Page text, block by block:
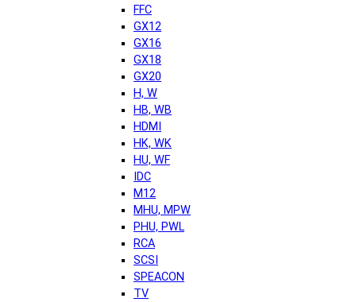
FFC
GX12
GX16
GX18
GX20
H, W
HB, WB
HDMI
HK, WK
HU, WF
IDC
M12
MHU, MPW
PHU, PWL
RCA
SCSI
SPEACON
TV